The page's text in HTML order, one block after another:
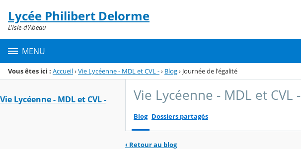
Menu de la rubrique
Contenu
Lycée Philibert Delorme
L'Isle-d'Abeau
MENU
Vous êtes ici : Accueil›Vie Lycéenne - MDL et CVL -› Blog› Journée de l'égalité
Vie Lycéenne - MDL et CVL - Vie Lycéenne - MDL et CVL -
Blog Dossiers partagés
‹ Retour au blog